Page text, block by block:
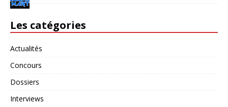
Les catégories
Actualités
Concours
Dossiers
Interviews